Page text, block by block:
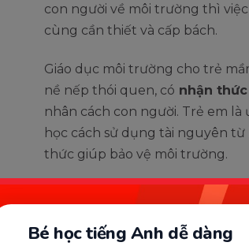
Bé học tiếng Anh dễ dàng
con người về môi trường thì
cùng cần thiết và cấp bách.
Giáo dục môi trường cho trẻ
nề nếp thói quen, có nhận
nhân cách con người. Trẻ em
học cách sử dụng tài nguyên từ
thức giúp bảo vệ môi trường.